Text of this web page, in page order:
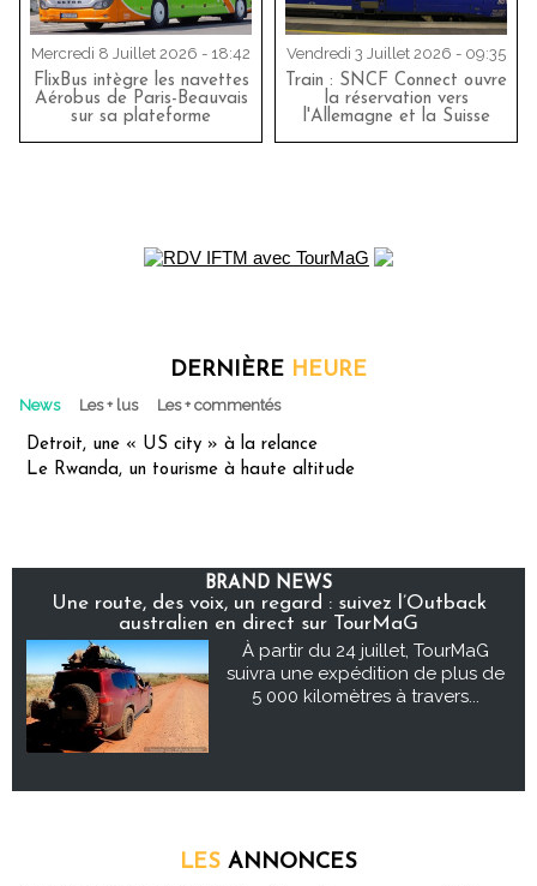
Mercredi 8 Juillet 2026 - 18:42
FlixBus intègre les navettes
Aérobus de Paris-Beauvais
sur sa plateforme
Vendredi 3 Juillet 2026 - 09:35
Train : SNCF Connect ouvre
la réservation vers
l'Allemagne et la Suisse
DERNIÈRE HEURE
News Les + lus Les + commentés
Detroit, une « US city » à la relance
Le Rwanda, un tourisme à haute altitude
BRAND NEWS
Une route, des voix, un regard : suivez l’Outback
australien en direct sur TourMaG
À partir du 24 juillet, TourMaG
suivra une expédition de plus de
5 000 kilomètres à travers...
LES ANNONCES